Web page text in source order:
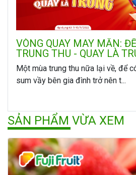
VÒNG QUAY MAY MẮN:
TRUNG THU - QUAY LÀ
Một mùa trung thu nữa lại về, để
sum vầy bên gia đình trở nên t...
SẢN PHẨM VỪA XEM